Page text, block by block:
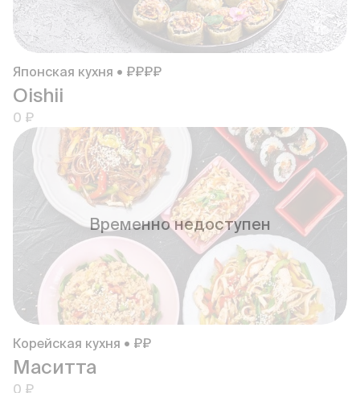
Японская кухня • ₽₽₽₽
Oishii
0 ₽
Временно недоступен
Корейская кухня • ₽₽
Маситта